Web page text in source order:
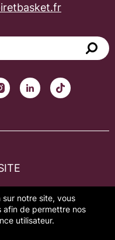
notre site, vous
de permettre nos
utilisateur.